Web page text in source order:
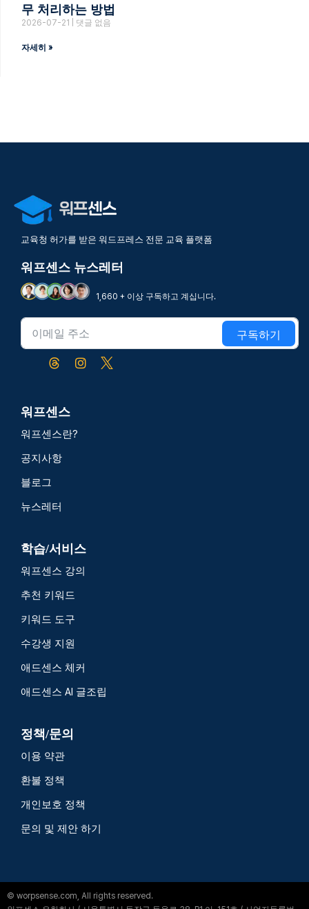
무 처리하는 방법
2026-07-21 댓글 없음
자세히 »
교육청 허가를 받은 워드프레스 전문 교육 플랫폼
워프센스 뉴스레터
1,660 + 이상 구독하고 계십니다.
구독하기
워프센스
워프센스란?
공지사항
블로그
뉴스레터
학습/서비스
워프센스 강의
추천 키워드
키워드 도구
수강생 지원
애드센스 체커
애드센스 AI 글조립
정책/문의
이용 약관
환불 정책
개인보호 정책
문의 및 제안 하기
© worpsense.com, All rights reserved.